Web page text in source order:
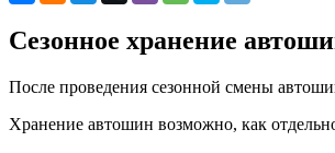
Сезонное хранение
После проведения сезонной смены
Хранение автошин возможно, как